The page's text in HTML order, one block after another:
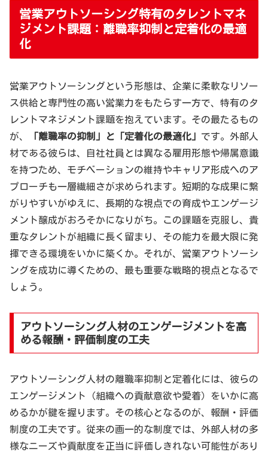
営業アウトソーシング特有のタレントマネ
ジメント課題：離職率抑制と定着化の最適
化
営業アウトソーシングという形態は、企業に柔軟なリソー
ス供給と専門性の高い営業力をもたらす一方で、特有のタ
レントマネジメント課題を抱えています。その最たるもの
が、
「離職率の抑制」と「定着化の最適化」 です。外部人
材である彼らは、自社社員とは異なる雇用形態や帰属意識
を持つため、モチベーションの維持やキャリア形成へのア
プローチも一層繊細さが求められます。短期的な成果に繋
がりやすいがゆえに、長期的な視点での育成やエンゲージ
メント醸成がおろそかになりがち。この課題を克服し、貴
重なタレントが組織に長く留まり、その能力を最大限に発
揮できる環境をいかに築くか。それが、営業アウトソーシ
ングを成功に導くための、最も重要な戦略的視点となるで
しょう。
アウトソーシング人材のエンゲージメントを高
める報酬・評価制度の工夫
アウトソーシング人材の離職率抑制と定着化には、彼らの
エンゲージメント（組織への貢献意欲や愛着）をいかに高
めるかが鍵を握ります。その核心となるのが、報酬・評価
制度の工夫です。従来の画一的な制度では、外部人材の多
様なニーズや貢献度を正当に評価しきれない可能性があり